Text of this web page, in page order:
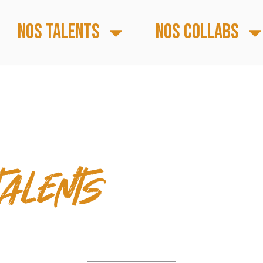
Nos talents Nos collabs
FORTS